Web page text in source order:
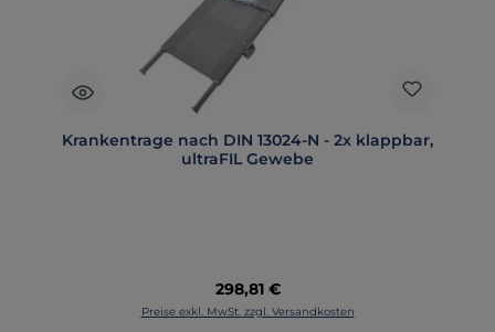
Krankentrage nach DIN 13024-N - 2x klappbar,
ultraFIL Gewebe
Regulärer Preis:
298,81 €
Preise exkl. MwSt. zzgl. Versandkosten